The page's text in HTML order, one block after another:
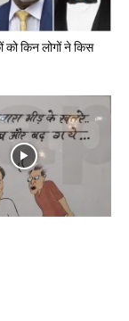
को किन लोगों ने किस